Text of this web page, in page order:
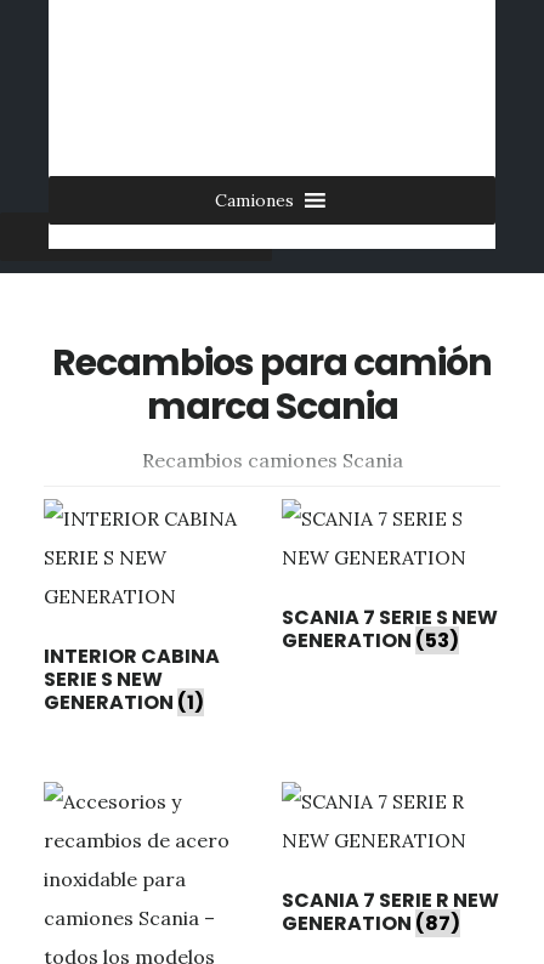
Camiones
Recambios para camión
marca Scania
Recambios camiones Scania
INTERIOR CABINA
SERIE S NEW
GENERATION (1)
SCANIA 7 SERIE S NEW
GENERATION (53)
SCANIA 7 SERIE R NEW
GENERATION (87)